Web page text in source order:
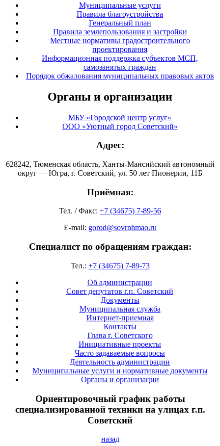
Муниципальные услуги
Правила благоустройства
Генеральный план
Правила землепользования и застройки
Местные нормативы градостроительного
проектирования
Информационная поддержка субъектов МСП,
самозанятых граждан
Порядок обжалования муниципальных правовых актов
Органы и организации
МБУ «Городской центр услуг»
ООО «Уютный город Советский»
Адрес:
628242, Тюменская область, Ханты-Мансийский автономный
округ — Югра, г. Советский, ул. 50 лет Пионерии, 11Б
Приёмная:
Тел. / Факс: +7 (34675) 7-89-56
E-mail: gorod@sovrnhmao.ru
Специалист по обращениям граждан:
Тел.: +7 (34675) 7-89-73
Об администрации
Совет депутатов г.п. Советский
Документы
Муниципальная служба
Интернет-приемная
Контакты
Глава г. Советского
Инициативные проекты
Часто задаваемые вопросы
Деятельность администрации
Муниципальные услуги и нормативные документы
Органы и организации
Ориентировочный график работы
специализированной техники на улицах г.п.
Советский
назад